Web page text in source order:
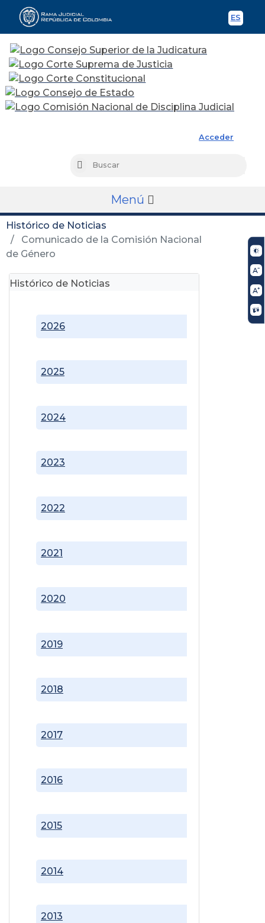
ES
Acceder
Buscar
Menú
Histórico de Noticias
Comunicado de la Comisión Nacional
de Género
Histórico de Noticias
2013
2014
2015
2016
2017
2018
2019
2020
2021
2022
2023
2024
2025
2026